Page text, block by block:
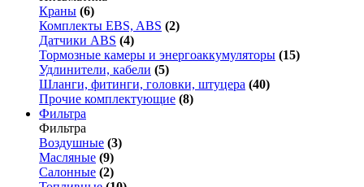
Краны (6)
Комплекты EBS, ABS (2)
Датчики ABS (4)
Тормозные камеры и энергоаккумуляторы (15)
Удлинители, кабели (5)
Шланги, фитинги, головки, штуцера (40)
Прочие комплектующие (8)
Фильтра
Фильтра
Воздушные (3)
Масляные (9)
Салонные (2)